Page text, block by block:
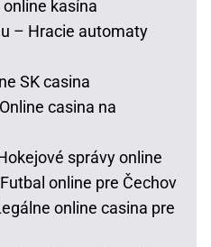
kasína
– Hracie automaty
SK casina
casina na
správy online
online pre Čechov
online casina pre